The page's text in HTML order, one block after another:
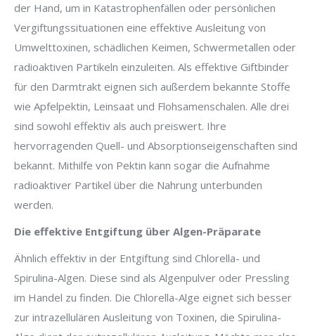
der Hand, um in Katastrophenfällen oder persönlichen
Vergiftungssituationen eine effektive Ausleitung von
Umwelttoxinen, schädlichen Keimen, Schwermetallen oder
radioaktiven Partikeln einzuleiten. Als effektive Giftbinder
für den Darmtrakt eignen sich außerdem bekannte Stoffe
wie Apfelpektin, Leinsaat und Flohsamenschalen. Alle drei
sind sowohl effektiv als auch preiswert. Ihre
hervorragenden Quell- und Absorptionseigenschaften sind
bekannt. Mithilfe von Pektin kann sogar die Aufnahme
radioaktiver Partikel über die Nahrung unterbunden
werden.
Die effektive Entgiftung über Algen-Präparate
Ähnlich effektiv in der Entgiftung sind Chlorella- und
Spirulina-Algen. Diese sind als Algenpulver oder Pressling
im Handel zu finden. Die Chlorella-Alge eignet sich besser
zur intrazellulären Ausleitung von Toxinen, die Spirulina-